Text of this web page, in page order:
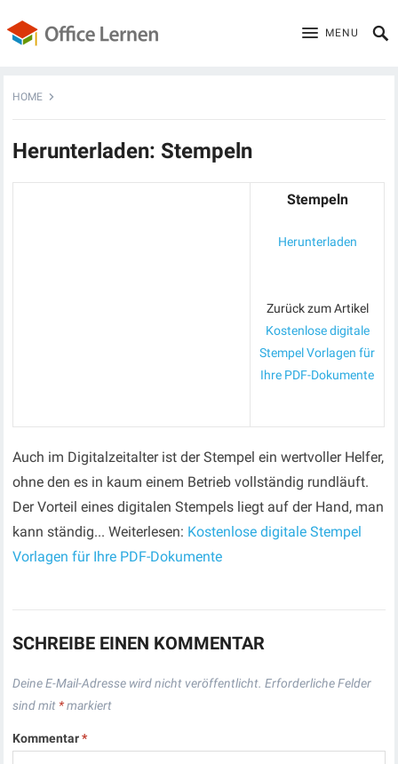
MENU
HOME
Herunterladen: Stempeln
Stempeln
Herunterladen
Zurück zum Artikel
Kostenlose digitale
Stempel Vorlagen für
Ihre PDF-Dokumente
Auch im Digitalzeitalter ist der Stempel ein wertvoller Helfer,
ohne den es in kaum einem Betrieb vollständig rundläuft.
Der Vorteil eines digitalen Stempels liegt auf der Hand, man
kann ständig... Weiterlesen: Kostenlose digitale Stempel
Vorlagen für Ihre PDF-Dokumente
SCHREIBE EINEN KOMMENTAR
Deine E-Mail-Adresse wird nicht veröffentlicht. Erforderliche Felder
sind mit *markiert
Kommentar*